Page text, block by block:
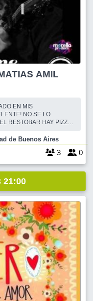
AMIL
EN MIS
NO SE LO
RESTOBAR HAY PIZZA,
, Ciudad de Buenos Aires
3 0
21:00